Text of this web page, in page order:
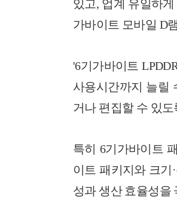
있고, 업계 유일하
가바이트 모바일 D
'6기가바이트
사용시간까지 늘릴
거나 편집할 수 있도
특히 6기가바이트
이트 패키지와 크기
성과 생산 효율성을